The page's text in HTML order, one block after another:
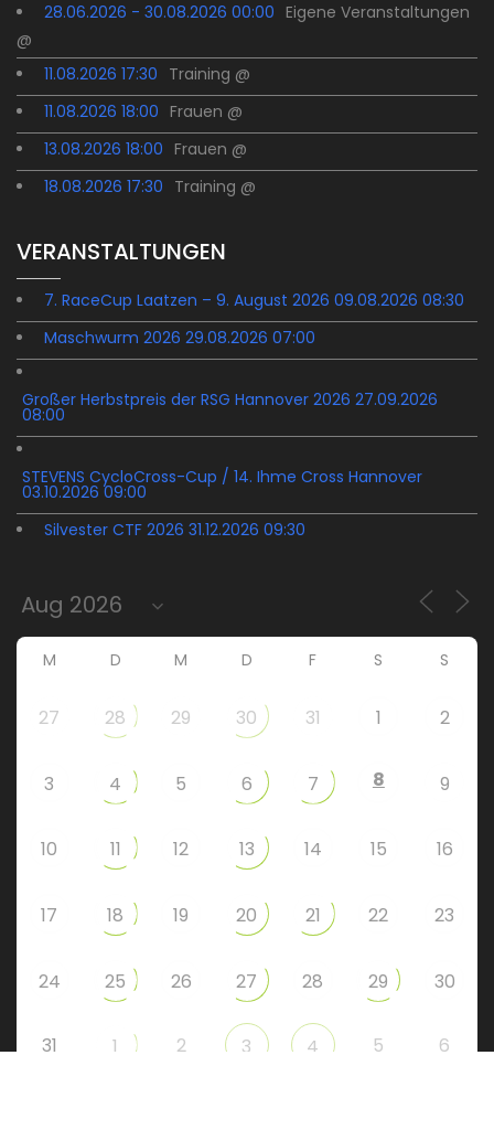
28.06.2026 - 30.08.2026 00:00 Eigene Veranstaltungen
@
11.08.2026 17:30 Training @
11.08.2026 18:00 Frauen @
13.08.2026 18:00 Frauen @
18.08.2026 17:30 Training @
VERANSTALTUNGEN
7. RaceCup Laatzen – 9. August 2026 09.08.2026 08:30
Maschwurm 2026 29.08.2026 07:00
Großer Herbstpreis der RSG Hannover 2026 27.09.2026
08:00
STEVENS CycloCross-Cup / 14. Ihme Cross Hannover
03.10.2026 09:00
Silvester CTF 2026 31.12.2026 09:30
M D M D F S S
27 28 29 30 31 1 2
3 4 5 6 7 8 9
10 11 12 13 14 15 16
17 18 19 20 21 22 23
24 25 26 27 28 29 30
31 1 2 3 4 5 6